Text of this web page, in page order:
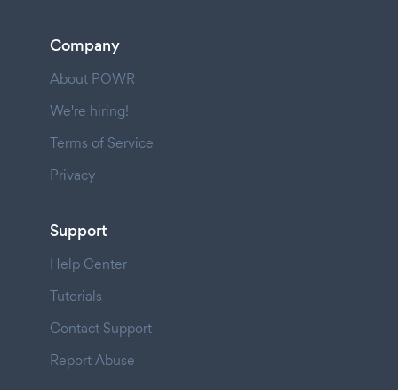
Company
About POWR
We're hiring!
Terms of Service
Privacy
Support
Help Center
Tutorials
Contact Support
Report Abuse